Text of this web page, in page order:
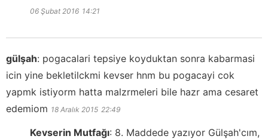
06 Şubat 2016 14:21
gülşah: pogacalari tepsiye koyduktan sonra kabarmasi
icin yine bekletilckmi kevser hnm bu pogacayi cok
yapmk istiyorm hatta malzrmeleri bile hazr ama cesaret
edemiom 18 Aralık 2015 22:49
Kevserin Mutfağı: 8. Maddede yazıyor Gülşah'cım,